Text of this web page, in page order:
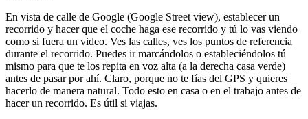
En vista de calle de Google (Google Street view), establecer un
recorrido y hacer que el coche haga ese recorrido y tú lo vas viendo
como si fuera un video. Ves las calles, ves los puntos de referencia
durante el recorrido. Puedes ir marcándolos o estableciéndolos tú
mismo para que te los repita en voz alta (a la derecha casa verde)
antes de pasar por ahí. Claro, porque no te fías del GPS y quieres
hacerlo de manera natural. Todo esto en casa o en el trabajo antes de
hacer un recorrido. Es útil si viajas.